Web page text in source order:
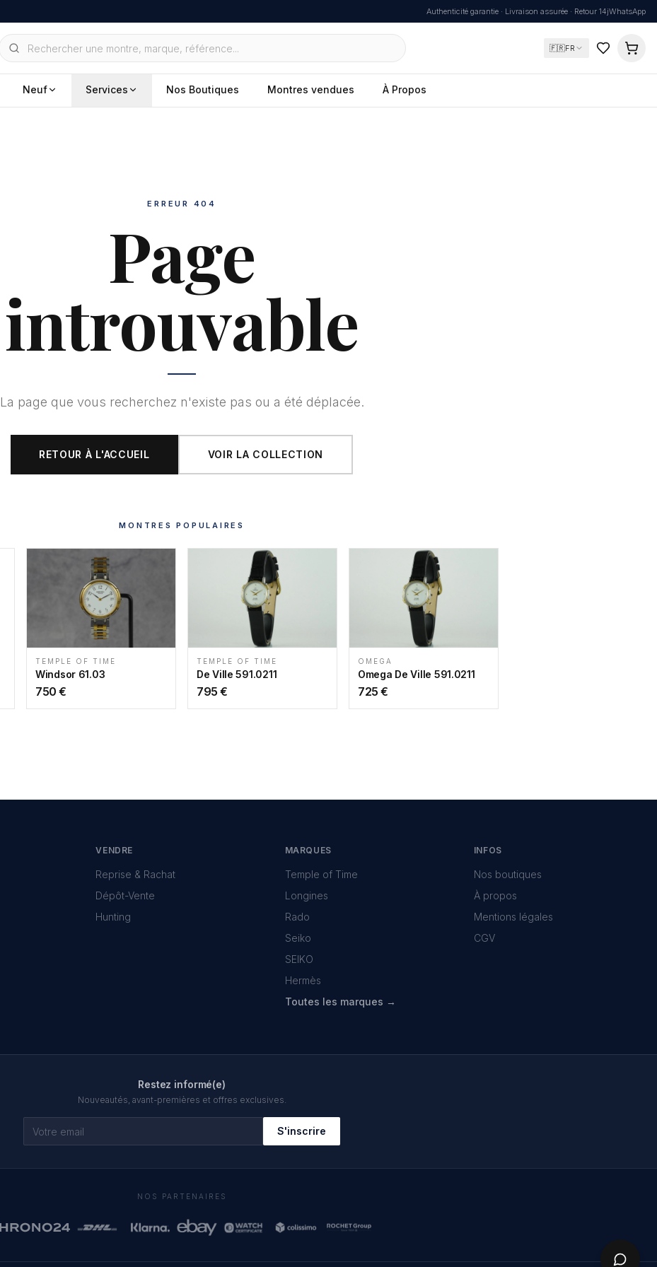
Authenticité garantie · Livraison assurée · Retour 14jWhatsApp
🇫🇷FR
Neuf Services Nos Boutiques Montres vendues À Propos
ERREUR 404
Page
introuvable
La page que vous recherchez n'existe pas ou a été déplacée.
RETOUR À L'ACCUEIL VOIR LA COLLECTION
MONTRES POPULAIRES
TEMPLE OF TIME
Windsor 61.03
750 €
TEMPLE OF TIME
De Ville 591.0211
795 €
OMEGA
Omega De Ville 591.0211
725 €
VENDRE
Reprise & Rachat
Dépôt-Vente
Hunting
MARQUES
Temple of Time
Longines
Rado
Seiko
SEIKO
Hermès
Toutes les marques →
INFOS
Nos boutiques
À propos
Mentions légales
CGV
Restez informé(e)
Nouveautés, avant-premières et offres exclusives.
S'inscrire
NOS PARTENAIRES